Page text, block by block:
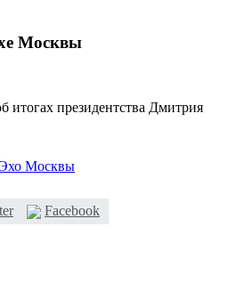
Москвы
итогах президентства Дмитрия
Москвы
Facebook